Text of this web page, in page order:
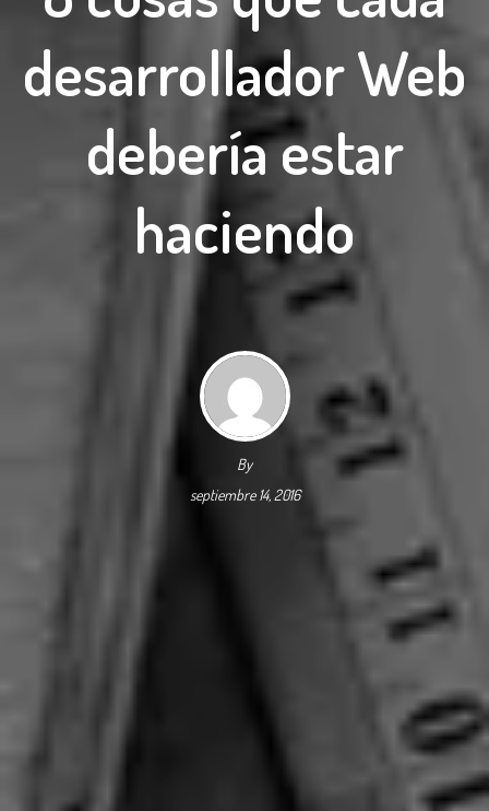
desarrollador Web
debería estar
haciendo
By
septiembre 14, 2016